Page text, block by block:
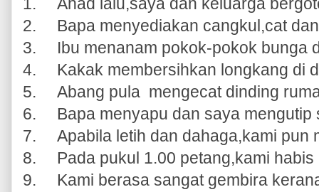
1.
Ahad lalu,saya dan keluarga
2.
Bapa menyediakan cangkul,cat
3.
Ibu menanam pokok-pokok bunga
4.
Kakak membersihkan longkang di
5.
Abang pula mengecat dinding
6.
Bapa menyapu dan saya mengutip
7.
Apabila letih dan dahaga,kami pun
8.
Pada pukul 1.00 petang,kami
9.
Kami berasa sangat gembira